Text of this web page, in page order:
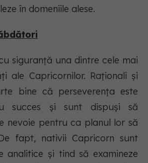
în domeniile alese.
siguranță una dintre cele mai
ale Capricornilor. Raționali și
bine că perseverența este
succes și sunt dispuși să
nevoie pentru ca planul lor să
fapt, nativii Capricorn sunt
analitice și tind să examineze